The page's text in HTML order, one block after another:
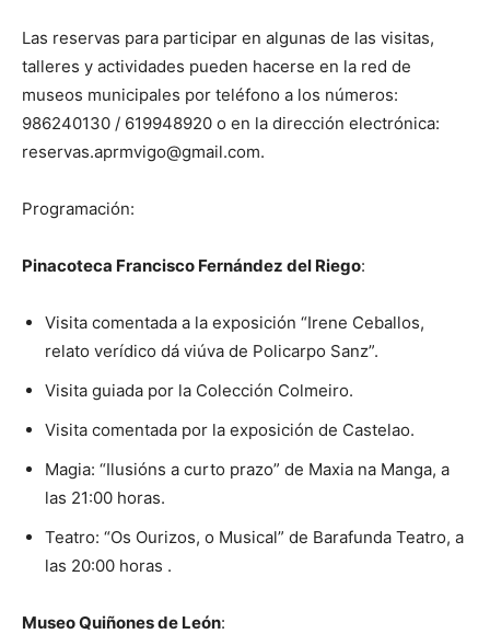
Las reservas para participar en algunas de las visitas,
talleres y actividades pueden hacerse en la red de
museos municipales por teléfono a los números:
986240130 / 619948920 o en la dirección electrónica:
reservas.aprmvigo@gmail.com.
Programación:
Pinacoteca Francisco Fernández del Riego:
Visita comentada a la exposición “Irene Ceballos,
relato verídico dá viúva de Policarpo Sanz”.
Visita guiada por la Colección Colmeiro.
Visita comentada por la exposición de Castelao.
Magia: “Ilusións a curto prazo” de Maxia na Manga, a
las 21:00 horas.
Teatro: “Os Ourizos, o Musical” de Barafunda Teatro, a
las 20:00 horas .
Museo Quiñones de León: